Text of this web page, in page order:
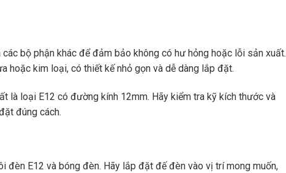
bộ phận khác để đảm bảo không có hư hỏng hoặc lỗi sản xuất.
hoặc kim loại, có thiết kế nhỏ gọn và dễ dàng lắp đặt.
là loại E12 có đường kính 12mm. Hãy kiểm tra kỹ kích thước và
đúng cách.
đèn E12 và bóng đèn. Hãy lắp đặt đế đèn vào vị trí mong muốn,